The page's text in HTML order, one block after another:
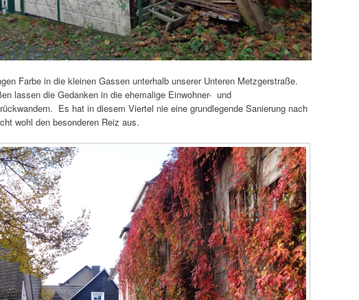
Farbe in die kleinen Gassen unterhalb unserer Unteren Metzgerstraße.
lassen die Gedanken in die ehemalige Einwohner- und
Es hat in diesem Viertel nie eine grundlegende Sanierung nach
wohl den besonderen Reiz aus.